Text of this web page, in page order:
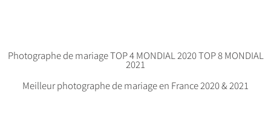
Photographe de mariage TOP 4 MONDIAL 2020 TOP 8 MONDIAL
2021
Meilleur photographe de mariage en France 2020 & 2021